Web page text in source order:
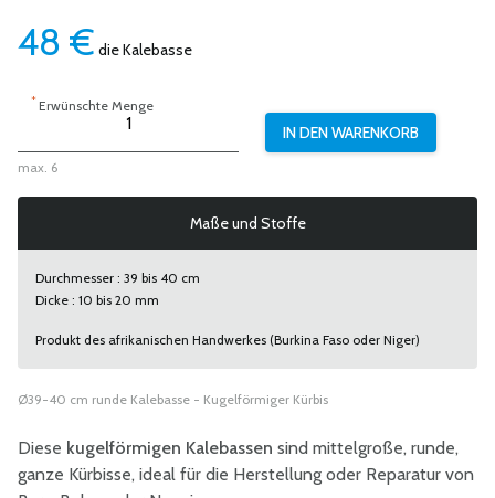
48 € die Kalebasse
*Erwünschte Menge
max. 6
Maße und Stoffe
Durchmesser : 39 bis 40 cm
Dicke : 10 bis 20 mm
Produkt des afrikanischen Handwerkes (Burkina Faso oder Niger)
Ø39-40 cm runde Kalebasse - Kugelförmiger Kürbis
Diese kugelförmigen Kalebassen sind mittelgroße, runde,
ganze Kürbisse, ideal für die Herstellung oder Reparatur von